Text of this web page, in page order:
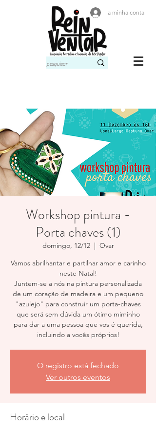
a minha conta
Workshop pintura -
Porta chaves (1)
domingo, 12/12
  |
Ovar
Vamos abrilhantar e partilhar amor e carinho
neste Natal!
Juntem-se a nós na pintura personalizada
de um coração de madeira e um pequeno
"azulejo" para construir um porta-chaves
que será sem dúvida um ótimo miminho
para dar a uma pessoa que vos é querida,
incluindo a vocês próprios!
O registro está fechado
Ver outros eventos
Horário e local